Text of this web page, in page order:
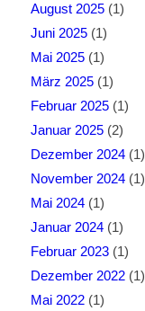
August 2025(1)
Juni 2025(1)
Mai 2025(1)
März 2025(1)
Februar 2025(1)
Januar 2025(2)
Dezember 2024(1)
November 2024(1)
Mai 2024(1)
Januar 2024(1)
Februar 2023(1)
Dezember 2022(1)
Mai 2022(1)